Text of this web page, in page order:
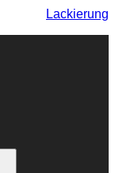
Lackierung